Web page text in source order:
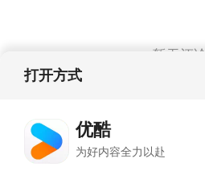
暂无评论
打开方式
优酷
为好内容全力以赴